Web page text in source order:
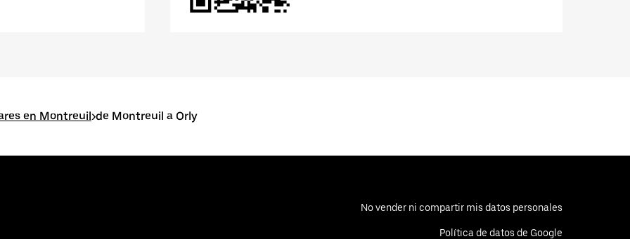
en Montreuil>de Montreuil a Orly
No vender ni compartir mis datos personales
Política de datos de Google